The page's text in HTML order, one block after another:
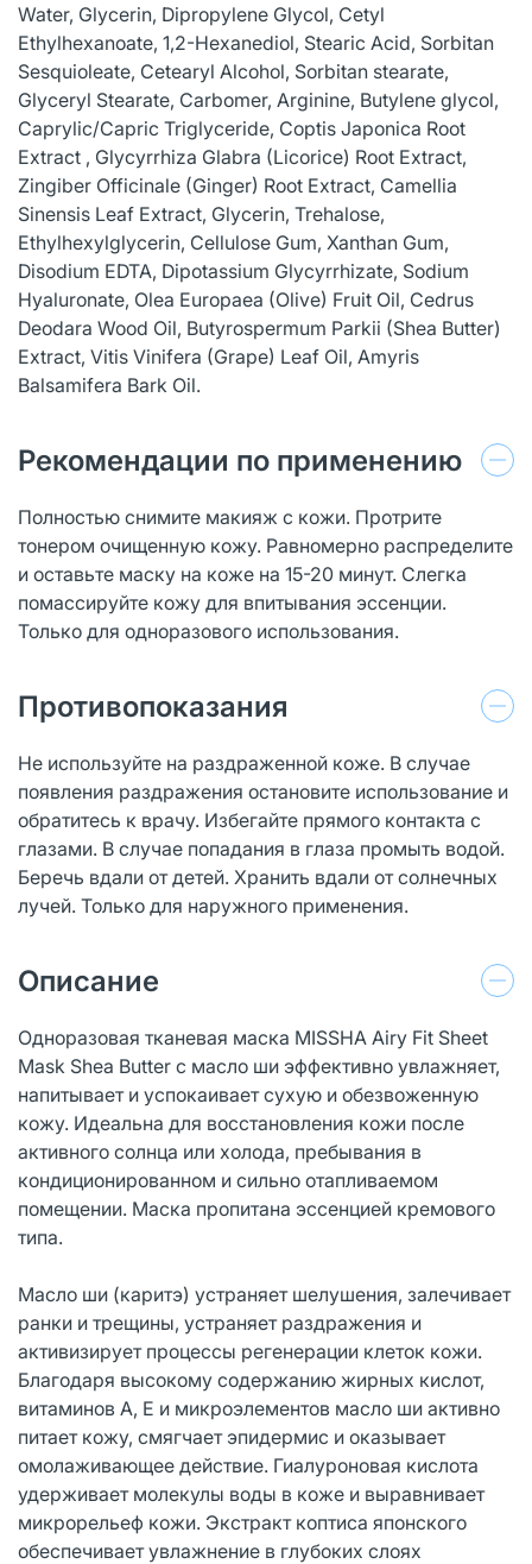
Water, Glycerin, Dipropylene Glycol, Cetyl
Ethylhexanoate, 1,2-Hexanediol, Stearic Acid, Sorbitan
Sesquioleate, Cetearyl Alcohol, Sorbitan stearate,
Glyceryl Stearate, Carbomer, Arginine, Butylene glycol,
Caprylic/Capric Triglyceride, Coptis Japonica Root
Extract , Glycyrrhiza Glabra (Licorice) Root Extract,
Zingiber Officinale (Ginger) Root Extract, Camellia
Sinensis Leaf Extract, Glycerin, Trehalose,
Ethylhexylglycerin, Cellulose Gum, Xanthan Gum,
Disodium EDTA, Dipotassium Glycyrrhizate, Sodium
Hyaluronate, Olea Europaea (Olive) Fruit Oil, Cedrus
Deodara Wood Oil, Butyrospermum Parkii (Shea Butter)
Extract, Vitis Vinifera (Grape) Leaf Oil, Amyris
Balsamifera Bark Oil.
Рекомендации по применению
Полностью снимите макияж с кожи. Протрите
тонером очищенную кожу. Равномерно распределите
и оставьте маску на коже на 15-20 минут. Слегка
помассируйте кожу для впитывания эссенции.
Только для одноразового использования.
Противопоказания
Не используйте на раздраженной коже. В случае
появления раздражения остановите использование и
обратитесь к врачу. Избегайте прямого контакта с
глазами. В случае попадания в глаза промыть водой.
Беречь вдали от детей. Хранить вдали от солнечных
лучей. Только для наружного применения.
Описание
Одноразовая тканевая маска MISSHA Airy Fit Sheet
Mask Shea Butter с масло ши эффективно увлажняет,
напитывает и успокаивает сухую и обезвоженную
кожу. Идеальна для восстановления кожи после
активного солнца или холода, пребывания в
кондиционированном и сильно отапливаемом
помещении. Маска пропитана эссенцией кремового
типа.
Масло ши (каритэ) устраняет шелушения, залечивает
ранки и трещины, устраняет раздражения и
активизирует процессы регенерации клеток кожи.
Благодаря высокому содержанию жирных кислот,
витаминов А, E и микроэлементов масло ши активно
питает кожу, смягчает эпидермис и оказывает
омолаживающее действие. Гиалуроновая кислота
удерживает молекулы воды в коже и выравнивает
микрорельеф кожи. Экстракт коптиса японского
обеспечивает увлажнение в глубоких слоях